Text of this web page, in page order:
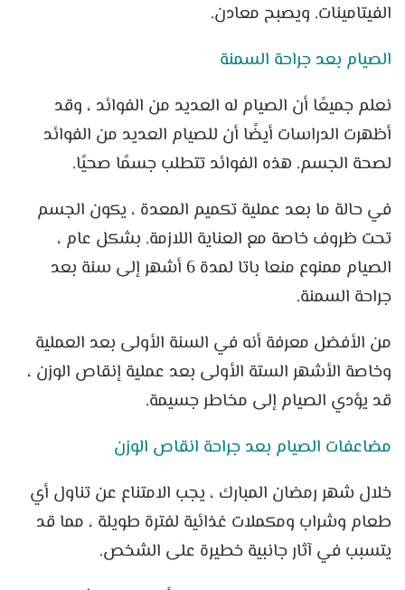
الفيتامينات. ويصبح معادن.
الصيام بعد جراحة السمنة
نعلم جميعًا أن الصيام له العديد من الفوائد ، وقد
أظهرت الدراسات أيضًا أن للصيام العديد من الفوائد
لصحة الجسم. هذه الفوائد تتطلب جسمًا صحيًا.
في حالة ما بعد عملية تكميم المعدة ، يكون الجسم
تحت ظروف خاصة مع العناية اللازمة. بشكل عام ،
الصيام ممنوع منعا باتا لمدة 6 أشهر إلى سنة بعد
جراحة السمنة.
من الأفضل معرفة أنه في السنة الأولى بعد العملية
وخاصة الأشهر الستة الأولى بعد عملية إنقاص الوزن ،
قد يؤدي الصيام إلى مخاطر جسيمة.
مضاعفات الصيام بعد جراحة انقاص الوزن
خلال شهر رمضان المبارك ، يجب الامتناع عن تناول أي
طعام وشراب ومكملات غذائية لفترة طويلة ، مما قد
يتسبب في آثار جانبية خطيرة على الشخص.